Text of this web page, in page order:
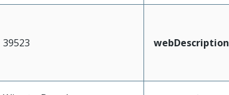
39523 webDescription